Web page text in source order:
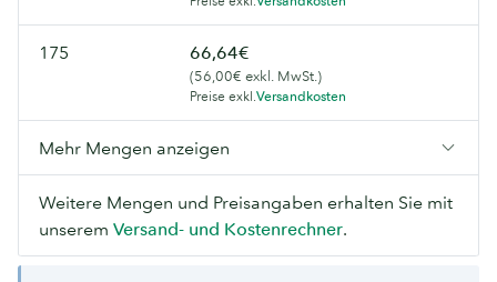
175 66,64€
(56,00€ exkl. MwSt.)
Preise exkl.Versandkosten
Mehr Mengen anzeigen
Weitere Mengen und Preisangaben erhalten Sie mit
unserem Versand- und Kostenrechner.